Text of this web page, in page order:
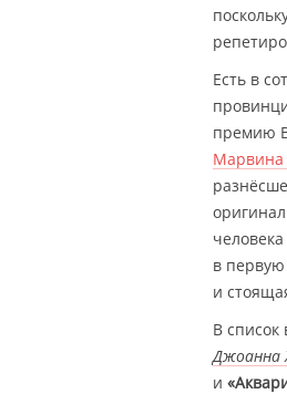
Есть в
премию
Марвина
в первую
и
В
Джоанна
и